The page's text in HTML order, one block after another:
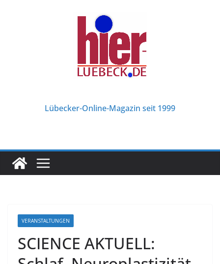
Lübecker-Online-Magazin seit 1999
VERANSTALTUNGEN
SCIENCE AKTUELL: